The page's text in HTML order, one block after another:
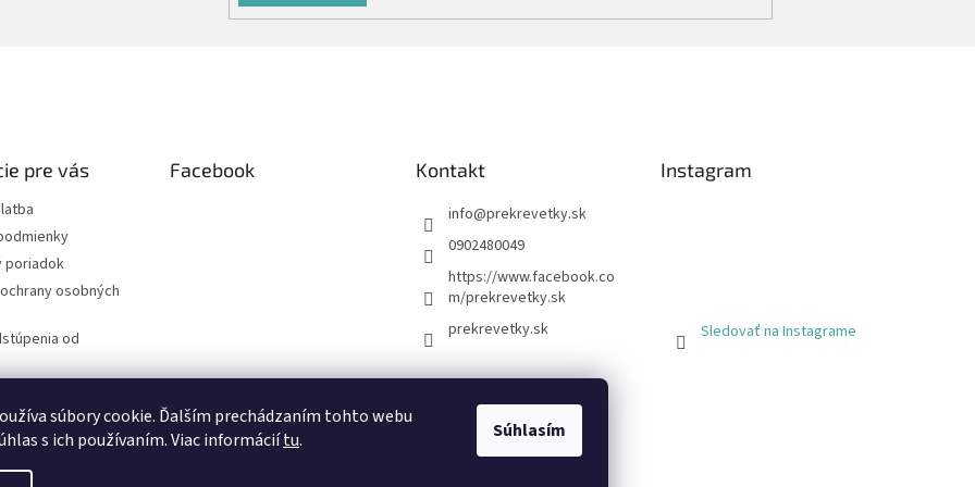
súbory cookie. Ďalším prechádzaním tohto webu
s ich používaním. Viac informáciítu. Súhlasím
pre vás
poriadok
osobných
od
Facebook Kontakt
info@prekrevetky.sk
0902480049
https://www.facebook.co
m/prekrevetky.sk
prekrevetky.sk
Instagram
Sledovať na Instagrame